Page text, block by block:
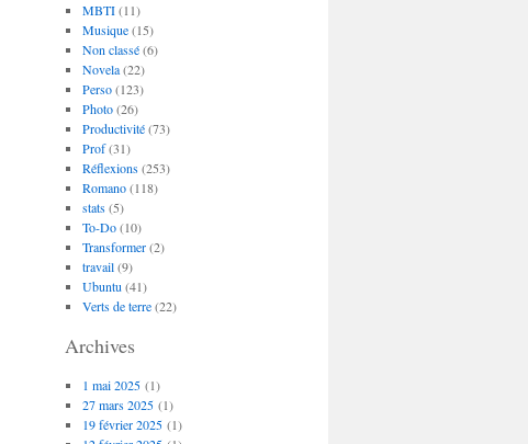
MBTI(11)
Musique(15)
Non classé(6)
Novela(22)
Perso(123)
Photo(26)
Productivité(73)
Prof(31)
Réflexions(253)
Romano(118)
stats(5)
To-Do(10)
Transformer(2)
travail(9)
Ubuntu (41)
Verts de terre(22)
Archives
1 mai 2025(1)
27 mars 2025(1)
19 février 2025(1)